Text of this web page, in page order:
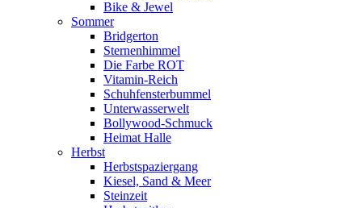
Bike & Jewel
Sommer
Bridgerton
Sternenhimmel
Die Farbe ROT
Vitamin-Reich
Schuhfensterbummel
Unterwasserwelt
Bollywood-Schmuck
Heimat Halle
Herbst
Herbstspaziergang
Kiesel, Sand & Meer
Steinzeit